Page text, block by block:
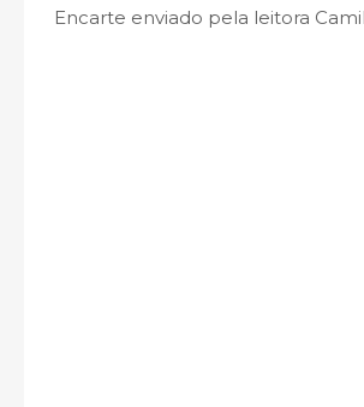
Encarte enviado pela leitora